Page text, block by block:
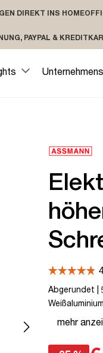
DIREKT INS
SPEDITION
PAYPAL &
Abgerundet |
Curved | Y-
Kollisions-
mehr